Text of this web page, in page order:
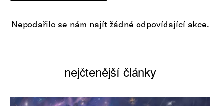
Nepodařilo se nám najít žádné odpovídající akce.
nejčtenější články